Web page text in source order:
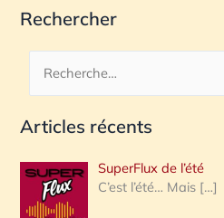
Rechercher
c
e
r
Articles récents
SuperFlux de l’été
C’est l’été… Mais […]